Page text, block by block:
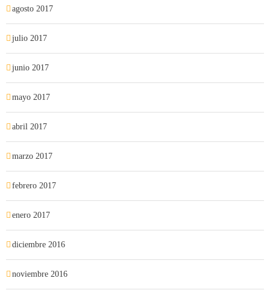
agosto 2017
julio 2017
junio 2017
mayo 2017
abril 2017
marzo 2017
febrero 2017
enero 2017
diciembre 2016
noviembre 2016